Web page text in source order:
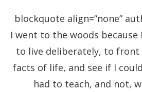
[blockquote align=”none”
Thoreau”]I went to the woods
to live deliberately, to front
facts of life, and see if I
had to teach, and not,